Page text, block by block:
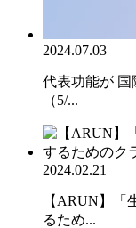
2024.07.03
代表功能が 国
（5/...
2024.02.21
【ARUN】「
るため...